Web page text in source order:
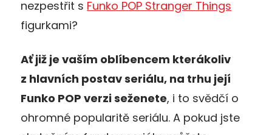
nezpestřit s Funko POP Stranger Things
figurkami?
Ať již je vaším oblíbencem kterákoliv
z hlavních postav seriálu, na trhu její
Funko POP verzi seženete, i to svědčí o
ohromné popularitě seriálu. A pokud jste